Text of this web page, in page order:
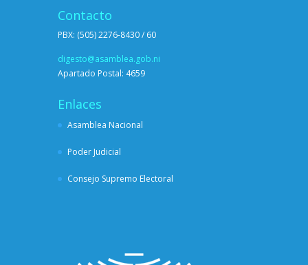
Contacto
PBX: (505) 2276-8430 / 60
digesto@asamblea.gob.ni
Apartado Postal: 4659
Enlaces
Asamblea Nacional
Poder Judicial
Consejo Supremo Electoral